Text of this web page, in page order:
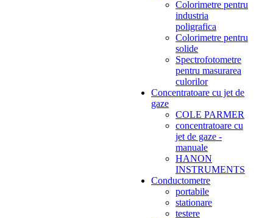
Colorimetre pentru
industria
poligrafica
Colorimetre pentru
solide
Spectrofotometre
pentru masurarea
culorilor
Concentratoare cu jet de
gaze
COLE PARMER
concentratoare cu
jet de gaze -
manuale
HANON
INSTRUMENTS
Conductometre
portabile
stationare
testere